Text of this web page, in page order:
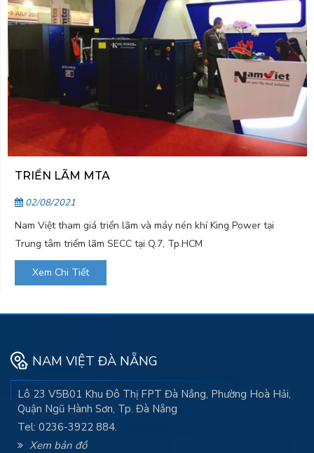
TRIỂN LÃM MTA
02/08/2021
Nam Việt tham giá triển lãm và máy nén khí King Power tại
Trung tâm triểm lãm SECC tại Q.7, Tp.HCM
Xem Chi Tiết
NAM VIỆT ĐÀ NẴNG
Lô 23 V5B01 Khu Đô Thị FPT Đà Nẳng, Phường Hoà Hải,
Quận Ngũ Hành Sơn, Tp. Đà Nẵng
Tel: 0236-3922 884.
Xem bản đồ